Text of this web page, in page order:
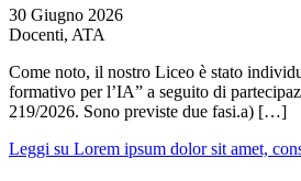
30 Giugno 2026
Docenti, ATA
Come noto, il nostro Liceo è stato
formativo per l’IA” a seguito di
219/2026. Sono previste due fasi.a) […]
Leggi su Lorem ipsum dolor sit amet,